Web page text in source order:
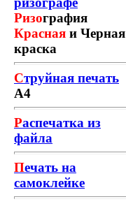
Ризография
Красная и Черная
краска
Струйная печать
А4
Распечатка из
файла
Печать на
самоклейке